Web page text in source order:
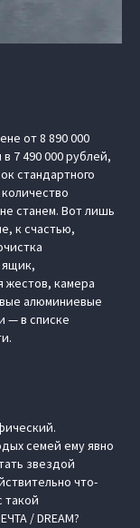
от 8 890 000
7 490 000 рублей,
стандартного
станем. Вот лишь
к счастью,
жестов, камера
алюминиевые
— в списке
семей ему явно
звездой
что-
такой
/ DREAM?